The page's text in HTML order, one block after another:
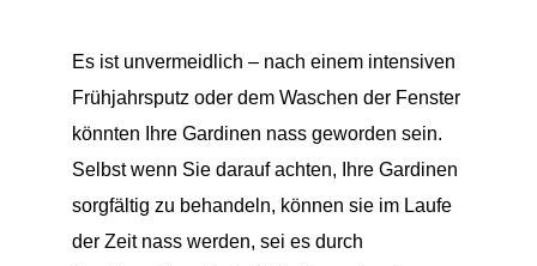
Es ist unvermeidlich – nach einem intensiven
Frühjahrsputz oder dem Waschen der Fenster
könnten Ihre Gardinen nass geworden sein.
Selbst wenn Sie darauf achten, Ihre Gardinen
sorgfältig zu behandeln, können sie im Laufe
der Zeit nass werden, sei es durch